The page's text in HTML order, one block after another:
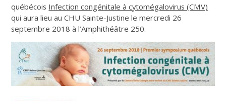
québécois Infection congénitale à cytomégalovirus (CMV)
qui aura lieu au CHU Sainte-Justine le mercredi 26
septembre 2018 à l’Amphithéâtre 250.